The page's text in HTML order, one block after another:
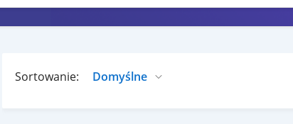
Sortowanie: